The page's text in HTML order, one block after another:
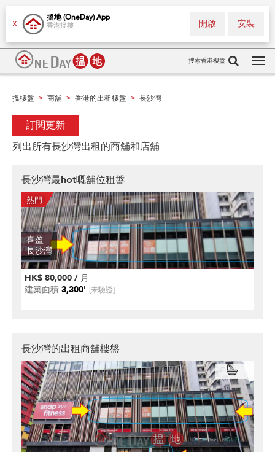
X
搵地 (OneDay) App
香港搵樓 安裝
開啟
搜索香港樓盤
搵樓盤 > 商舖 > 香港的出租樓盤 > 長沙灣
訂閱更新
列出所有長沙灣出租的商舖和店舖
長沙灣最hot嘅舖位租盤
喜盈
長沙灣
HK$ 80,000 / 月
建築面積 3,300' [未驗證]
長沙灣的出租商舖樓盤